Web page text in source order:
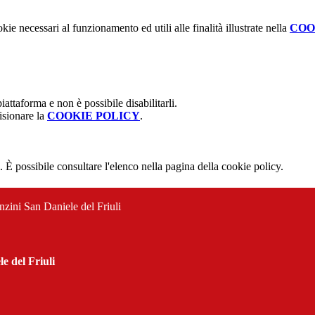
necessari al funzionamento ed utili alle finalità illustrate nella
e non è possibile disabilitarli.
la COOKIE POLICY.
possibile consultare l'elenco nella pagina della cookie policy.
San Daniele del Friuli
del Friuli